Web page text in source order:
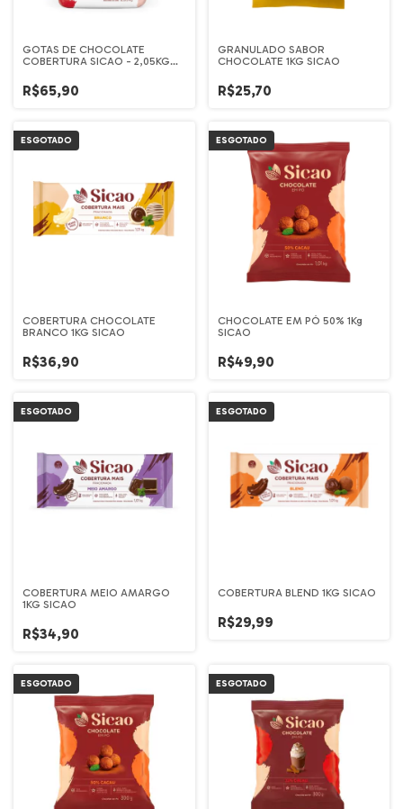
GOTAS DE CHOCOLATE
COBERTURA SICAO - 2,05KG
R$65,90
GRANULADO SABOR
CHOCOLATE 1KG SICAO
R$25,70
ESGOTADO
COBERTURA CHOCOLATE
BRANCO 1KG SICAO
R$36,90
ESGOTADO
CHOCOLATE EM PÓ 50% 1Kg
SICAO
R$49,90
ESGOTADO
COBERTURA MEIO AMARGO
1KG SICAO
R$34,90
ESGOTADO
COBERTURA BLEND 1KG SICAO
R$29,99
ESGOTADO ESGOTADO